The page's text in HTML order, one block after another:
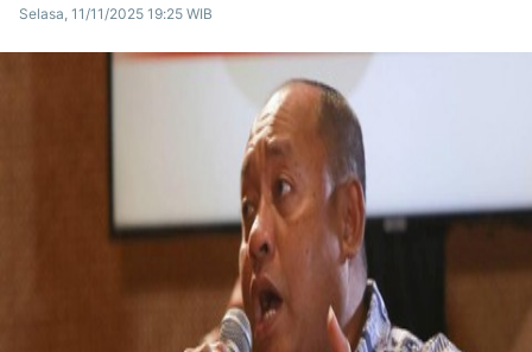
Selasa, 11/11/2025 19:25 WIB